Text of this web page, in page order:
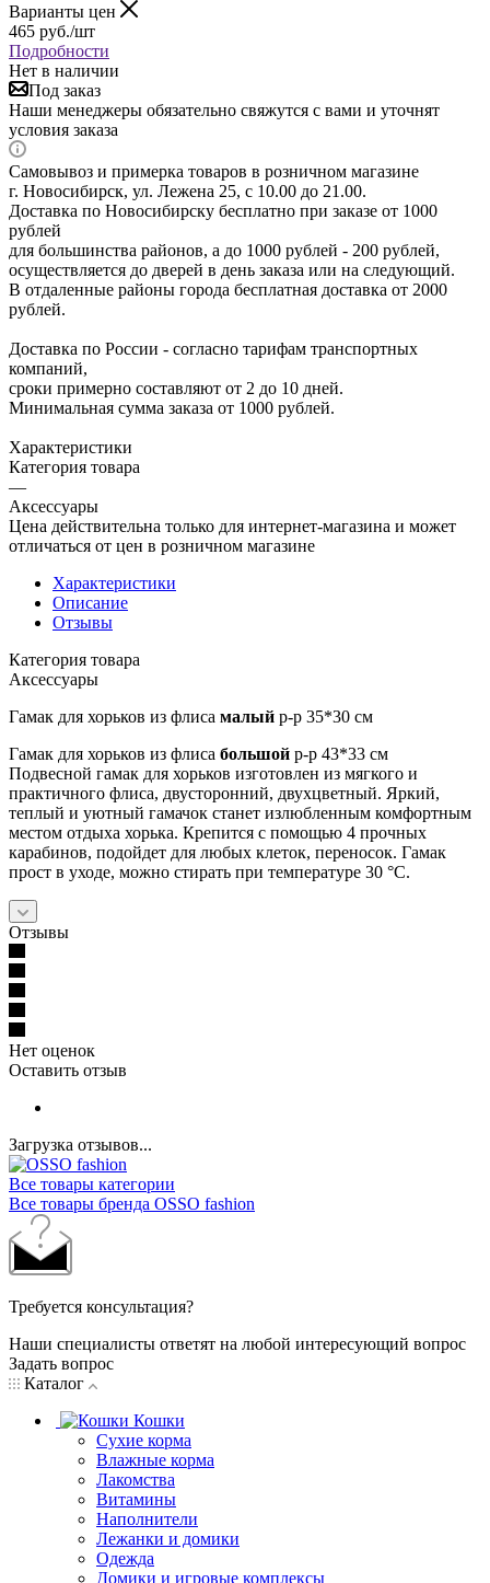
Варианты цен
465 руб./шт
Подробности
Нет в наличии
Под заказ
Наши менеджеры обязательно свяжутся с вами и уточнят
условия заказа
Самовывоз и примерка товаров в розничном магазине
г. Новосибирск, ул. Лежена 25, с 10.00 до 21.00.
Доставка по Новосибирску бесплатно при заказе от 1000
рублей
для большинства районов, а до 1000 рублей - 200 рублей,
осуществляется до дверей в день заказа или на следующий.
В отдаленные районы города бесплатная доставка от 2000
рублей.
Доставка по России - согласно тарифам транспортных
компаний,
сроки примерно составляют от 2 до 10 дней.
Минимальная сумма заказа от 1000 рублей.
Характеристики
Категория товара
—
Аксессуары
Цена действительна только для интернет-магазина и может
отличаться от цен в розничном магазине
Характеристики
Описание
Отзывы
Категория товара
Аксессуары
Гамак для хорьков из флиса малый р-р 35*30 см
Гамак для хорьков из флиса большой р-р 43*33 см
Подвесной гамак для хорьков изготовлен из мягкого и
практичного флиса, двусторонний, двухцветный. Яркий,
теплый и уютный гамачок станет излюбленным комфортным
местом отдыха хорька. Крепится с помощью 4 прочных
карабинов, подойдет для любых клеток, переносок. Гамак
прост в уходе, можно стирать при температуре 30 °C.
Отзывы
Нет оценок
Оставить отзыв
Загрузка отзывов...
Все товары категории
Все товары бренда OSSO fashion
Требуется консультация?
Наши специалисты ответят на любой интересующий вопрос
Задать вопрос
Каталог
Кошки
Сухие корма
Влажные корма
Лакомства
Витамины
Наполнители
Лежанки и домики
Одежда
Домики и игровые комплексы